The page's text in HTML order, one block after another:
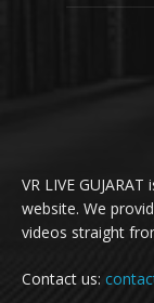
VR LIVE
website. We
videos straight
Contact us: